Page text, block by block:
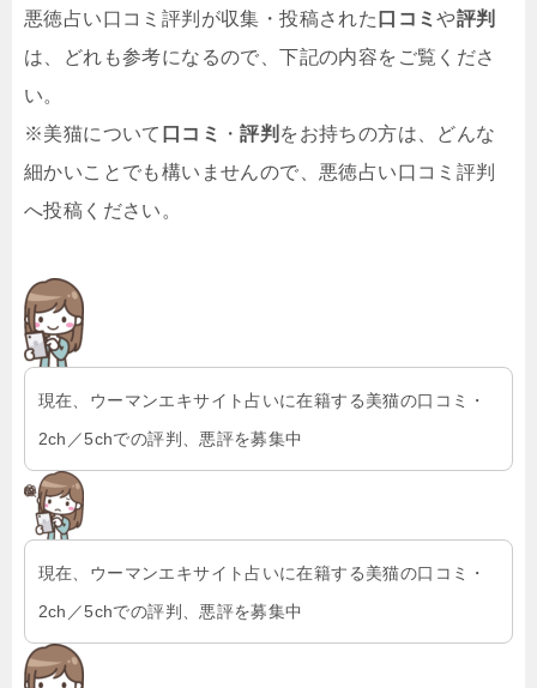
悪徳占い口コミ評判が収集・投稿された 口コミや評判
は、どれも参考になるので、下記の内容をご覧くださ
い。
※美猫について 口コミ ・評判 をお持ちの方は、どんな
細かいことでも構いませんので、悪徳占い口コミ評判
へ投稿ください。
現在、ウーマンエキサイト占いに在籍する美猫の口コミ・
2ch／5chでの評判、悪評を募集中
現在、ウーマンエキサイト占いに在籍する美猫の口コミ・
2ch／5chでの評判、悪評を募集中